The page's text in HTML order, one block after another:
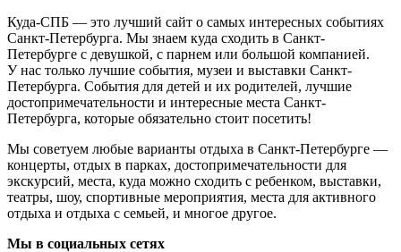
Куда-СПБ — это лучший сайт о самых интересных событиях
Санкт-Петербурга. Мы знаем куда сходить в Санкт-
Петербурге с девушкой, с парнем или большой компанией.
У нас только лучшие события, музеи и выставки Санкт-
Петербурга. События для детей и их родителей, лучшие
достопримечательности и интересные места Санкт-
Петербурга, которые обязательно стоит посетить!
Мы советуем любые варианты отдыха в Санкт-Петербурге —
концерты, отдых в парках, достопримечательности для
экскурсий, места, куда можно сходить с ребенком, выставки,
театры, шоу, спортивные мероприятия, места для активного
отдыха и отдыха с семьей, и многое другое.
Мы в социальных сетях